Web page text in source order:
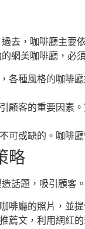
去，咖啡廳主要
網美咖啡廳，必
，各種風格的咖啡
顧客的重要因素
可或缺的。咖啡
略
話題，吸引顧客
啡廳的照片，並
薦文，利用網紅